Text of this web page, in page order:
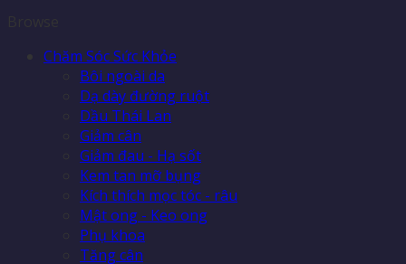
Chăm Sóc Sức Khỏe
Bôi ngoài da
Dạ dày đường ruột
Dầu Thái Lan
Giảm cân
Giảm đau - Hạ sốt
Kem tan mỡ bụng
Kích thích mọc tóc - râu
Mật ong - Keo ong
Phụ khoa
Tăng cân